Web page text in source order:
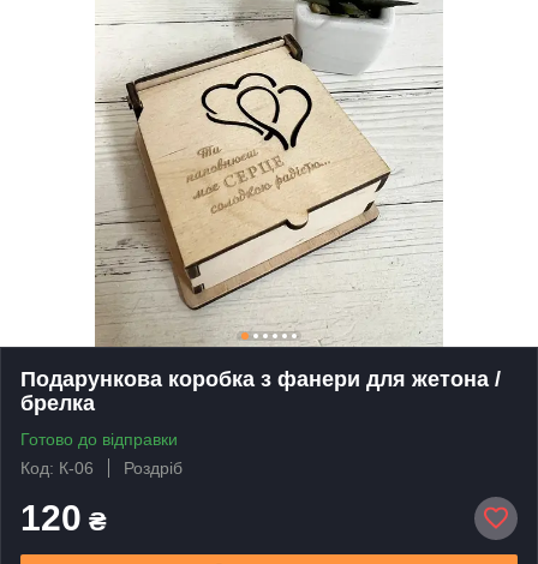
Подарункова коробка з фанери для жетона /
брелка
Готово до відправки
Код: К-06
Роздріб
120 ₴